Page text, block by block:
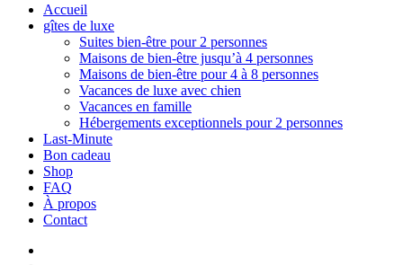
Accueil
gîtes de luxe
Suites bien-être pour 2 personnes
Maisons de bien-être jusqu’à 4 personnes
Maisons de bien-être pour 4 à 8 personnes
Vacances de luxe avec chien
Vacances en famille
Hébergements exceptionnels pour 2 personnes
Last-Minute
Bon cadeau
Shop
FAQ
À propos
Contact